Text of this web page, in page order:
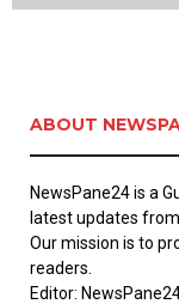
ABOUT
NewsPane24 is a
latest updates
Our mission is to
readers.
Editor: